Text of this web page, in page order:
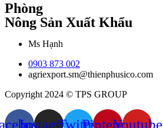
Phòng
Nông Sản Xuất Khẩu
Ms Hạnh
0903 873 002
agriexport.sm@thienphusico.com
Copyright 2024 © TPS GROUP
InstagramTwitterPinterestYoutube